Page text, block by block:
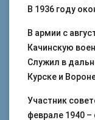
В 1936 году
В армии с
Качинскую
Служил в
Курске и
Участник
феврале 1940 –